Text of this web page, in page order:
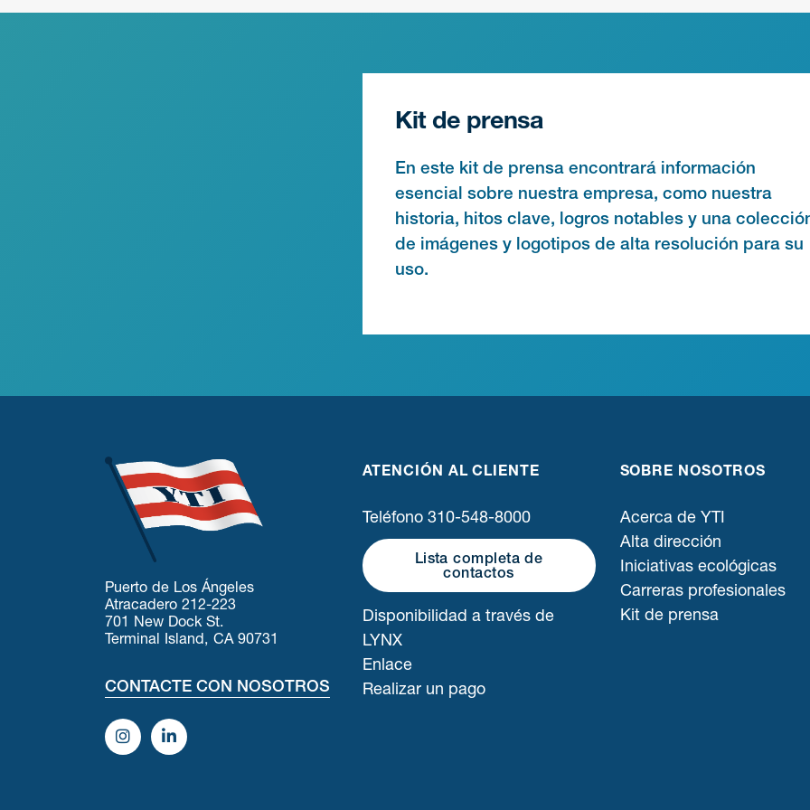
Kit de prensa
En este kit de prensa encontrará información
esencial sobre nuestra empresa, como nuestra
historia, hitos clave, logros notables y una
de imágenes y logotipos de alta resolución para su
uso.
Puerto de Los Ángeles
Atracadero 212-223
701 New Dock St.
Terminal Island, CA 90731
CONTACTE CON NOSOTROS
ATENCIÓN AL CLIENTE
Teléfono 310-548-8000
Lista completa de
contactos
Disponibilidad a través de
LYNX
Enlace
Realizar un pago
SOBRE NOSOTROS
Acerca de YTI
Alta dirección
Iniciativas ecológicas
Carreras profesionales
Kit de prensa